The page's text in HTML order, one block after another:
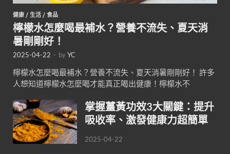
健康 / 生活 / 食品
檸檬水怎麼喝最補水？營養不流失、夏天消
暑剛剛好！
2025-04-22 - byYC
檸檬水怎麼喝最補水？營養不流失、夏天消暑剛剛好！ 許多
人想知道檸檬水怎麼喝才能真正喝出健康！檸檬水不
掌握薑黃功效3大關鍵：提升
吸收率、激發健康力超簡單
2025-04-22